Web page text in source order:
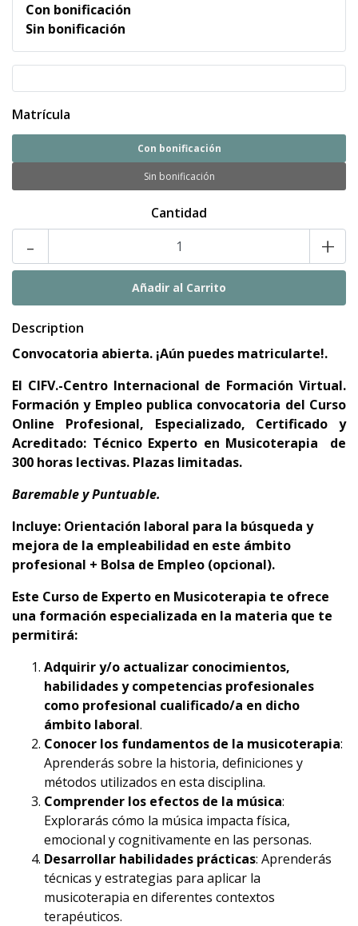
Con bonificación
Sin bonificación
Matrícula
Con bonificación
Sin bonificación
Cantidad
- +
Description
Convocatoria abierta. ¡Aún puedes matricularte!.
El CIFV.-Centro Internacional de Formación Virtual.
Formación y Empleo publica convocatoria del Curso
Online Profesional, Especializado, Certificado y
Acreditado: Técnico Experto en Musicoterapia de
300 horas lectivas. Plazas limitadas.
Baremable y Puntuable.
Incluye: Orientación laboral para la búsqueda y
mejora de la empleabilidad en este ámbito
profesional + Bolsa de Empleo (opcional).
Este Curso de Experto en Musicoterapia te ofrece
una formación especializada en la materia que te
permitirá:
Adquirir y/o actualizar conocimientos,
habilidades y competencias profesionales
como profesional cualificado/a en dicho
ámbito laboral.
Conocer los fundamentos de la musicoterapia:
Aprenderás sobre la historia, definiciones y
métodos utilizados en esta disciplina.
Comprender los efectos de la música:
Explorarás cómo la música impacta física,
emocional y cognitivamente en las personas.
Desarrollar habilidades prácticas: Aprenderás
técnicas y estrategias para aplicar la
musicoterapia en diferentes contextos
terapéuticos.